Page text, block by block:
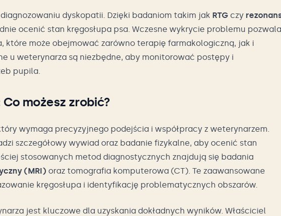
dyskopatii. Dzięki badaniom takim jak RTG czy
ocenić stan kręgosłupa psa. Wczesne wykrycie problemu pozwala
które może obejmować zarówno terapię farmakologiczną, jak i
u weterynarza są niezbędne, aby monitorować postępy i
pupila.
możesz zrobić?
wymaga precyzyjnego podejścia i współpracy z weterynarzem.
szczegółowy wywiad oraz badanie fizykalne, aby ocenić stan
stosowanych metod diagnostycznych znajdują się badania
(MRI) oraz tomografia komputerowa (CT). Te zaawansowane
kręgosłupa i identyfikację problematycznych obszarów.
jest kluczowe dla uzyskania dokładnych wyników. Właściciel